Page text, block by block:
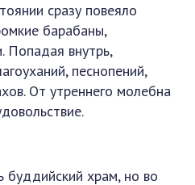
сразу повеяло
барабаны,
Попадая внутрь,
песнопений,
От утреннего молебна
буддийский храм, но во